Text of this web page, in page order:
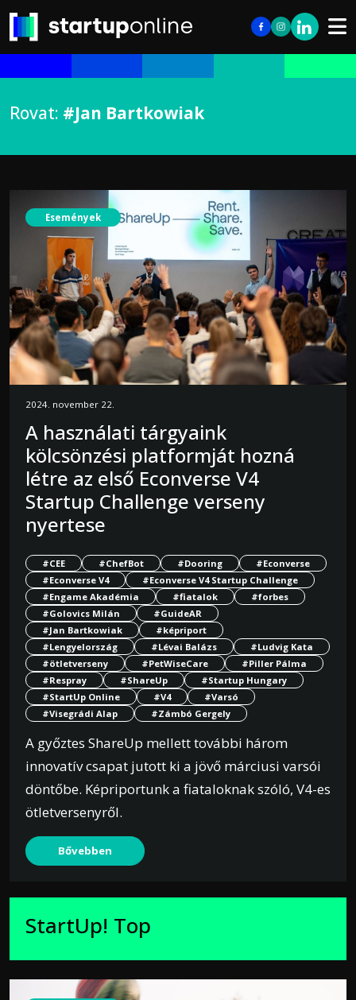
Rovat: #Jan Bartkowiak
Események
2024. november 22.
A használati tárgyaink
kölcsönzési platformját hozná
létre az első Econverse V4
Startup Challenge verseny
nyertese
#CEE #ChefBot #Dooring
#Econverse
#Econverse V4
#Econverse V4 Startup Challenge
#Engame Akadémia
#fiatalok
#forbes
#Golovics Milán
#GuideAR
#Jan Bartkowiak
#képriport
#Lengyelország
#Lévai Balázs
#Ludvig Kata
#ötletverseny
#PetWiseCare
#Piller Pálma
#Respray
#ShareUp
#Startup Hungary
#StartUp Online
#V4
#Varsó
#Visegrádi Alap
#Zámbó Gergely
A győztes ShareUp mellett további három
innovatív csapat jutott ki a jövő márciusi varsói
döntőbe. Képriportunk a fiataloknak szóló, V4-es
ötletversenyről.
Bővebben
StartUp! Top